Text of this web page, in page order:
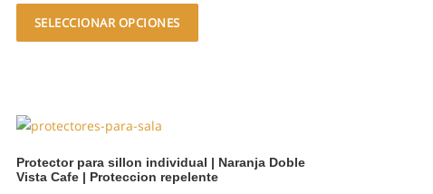
SELECCIONAR OPCIONES
Protector para sillon individual | Naranja Doble
Vista Cafe | Proteccion repelente